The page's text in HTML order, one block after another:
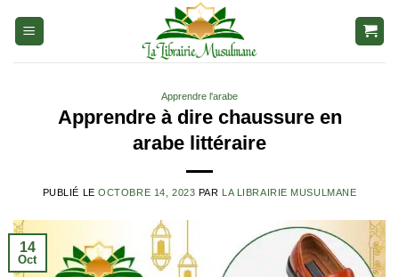
Apprendre l'arabe
Apprendre à dire chaussure en
arabe littéraire
PUBLIÉ LEOCTOBRE 14, 2023 PAR LA LIBRAIRIE MUSULMANE
14
Oct